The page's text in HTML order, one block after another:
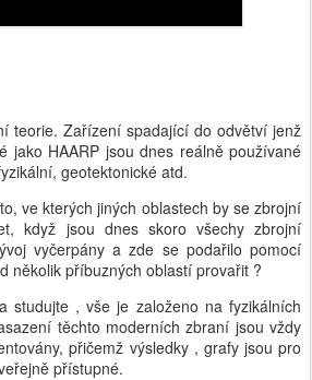
teorie. Zařízení spadající do odvětví jenž
jako HAARP jsou dnes reálně používané
geotektonické atd.
ve kterých jiných oblastech by se zbrojní
když jsou dnes skoro všechy zbrojní
vyčerpány a zde se podařilo pomocí
několik příbuzných oblastí provařit ?
studujte , vše je založeno na fyzikálních
těchto moderních zbraní jsou vždy
přičemž výsledky , grafy jsou pro
přístupné.